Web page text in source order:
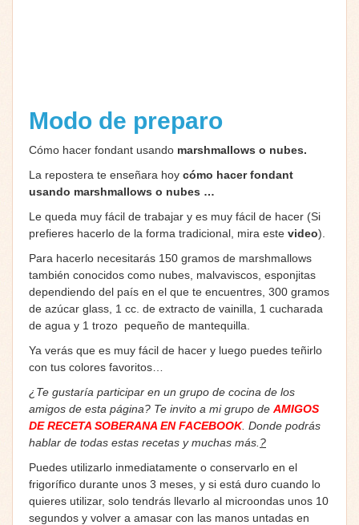
Modo de preparo
Cómo hacer fondant usando marshmallows o nubes.
La repostera te enseñara hoy cómo hacer fondant
usando marshmallows o nubes …
Le queda muy fácil de trabajar y es muy fácil de hacer (Si
prefieres hacerlo de la forma tradicional, mira este video).
Para hacerlo necesitarás 150 gramos de marshmallows
también conocidos como nubes, malvaviscos, esponjitas
dependiendo del país en el que te encuentres, 300 gramos
de azúcar glass, 1 cc. de extracto de vainilla, 1 cucharada
de agua y 1 trozo pequeño de mantequilla.
Ya verás que es muy fácil de hacer y luego puedes teñirlo
con tus colores favoritos…
¿Te gustaría participar en un grupo de cocina de los
amigos de esta página? Te invito a mi grupo de AMIGOS
DE RECETA SOBERANA EN FACEBOOK. Donde podrás
hablar de todas estas recetas y muchas más. ?
Puedes utilizarlo inmediatamente o conservarlo en el
frigorífico durante unos 3 meses, y si está duro cuando lo
quieres utilizar, solo tendrás llevarlo al microondas unos 10
segundos y volver a amasar con las manos untadas en